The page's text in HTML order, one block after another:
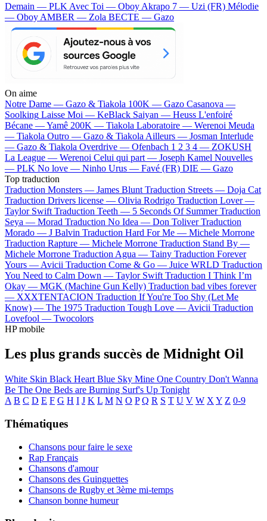
Demain — PLK Avec Toi — Oboy Akrapo 7 — Uzi (FR) Mélodie
— Oboy AMBER — Zola BECTE — Gazo
On aime
Notre Dame — Gazo & Tiakola 100K — Gazo Casanova —
Soolking Laisse Moi — KeBlack Saiyan — Heuss L'enfoiré
Bécane —Yamê 200K — Tiakola Laboratoire — Werenoi Meuda
— Tiakola Outro — Gazo & Tiakola Ailleurs — Josman Interlude
— Gazo & Tiakola Overdrive — Ofenbach 1 2 3 4 — ZOKUSH
La League — Werenoi Celui qui part — Joseph Kamel Nouvelles
— PLK No love — Ninho Urus — Favé (FR) DIE — Gazo
Top traduction
Traduction Monsters — James Blunt Traduction Streets — Doja Cat
Traduction Drivers license — Olivia Rodrigo Traduction Lover —
Taylor Swift Traduction Teeth — 5 Seconds Of Summer Traduction
Seya — Morad Traduction No Idea — Don Toliver Traduction
Morado — J Balvin Traduction Hard For Me — Michele Morrone
Traduction Rapture — Michele Morrone Traduction Stand By —
Michele Morrone Traduction Agua — Tainy Traduction Forever
Yours — Avicii Traduction Come & Go — Juice WRLD Traduction
You Need to Calm Down — Taylor Swift Traduction I Think I’m
Okay — MGK (Machine Gun Kelly) Traduction bad vibes forever
— XXXTENTACION Traduction If You're Too Shy (Let Me
Know) — The 1975 Traduction Tough Love — Avicii Traduction
Lovefool — Twocolors
HP mobile
Les plus grands succès de Midnight Oil
White Skin Black Heart Blue Sky Mine One Country Don't Wanna
Be The One Beds are Burning Surf's Up Tonight
A B C D E F G H I J K L M N O P Q R S T U V W X Y Z 0-9
Thématiques
Chansons pour faire le sexe
Rap Français
Chansons d'amour
Chansons des Guinguettes
Chansons de Rugby et 3ème mi-temps
Chanson bonne humeur